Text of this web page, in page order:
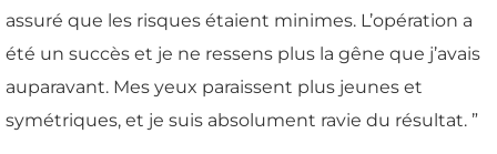
assuré que les risques étaient minimes. L’opération a
été un succès et je ne ressens plus la gêne que j’avais
auparavant. Mes yeux paraissent plus jeunes et
symétriques, et je suis absolument ravie du résultat. ”